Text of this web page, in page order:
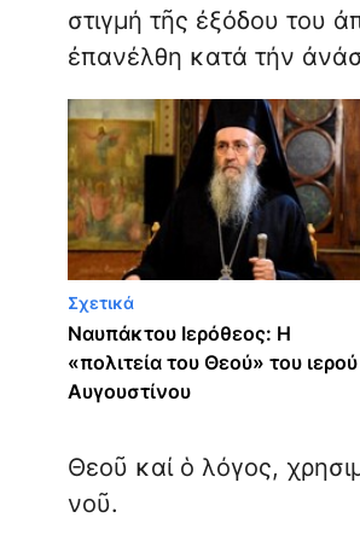
στιγμή τῆς ἐξόδου του
ἐπανέλθη κατά τήν
Σχετικά
Ναυπάκτου Ιερόθεος: Η
«πολιτεία του Θεού» του ιερού
Αυγουστίνου
Θεοῦ καί ὁ λόγος,
νοῦ.